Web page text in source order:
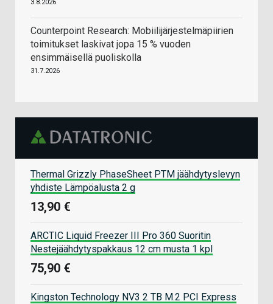
3.8.2026
Counterpoint Research: Mobiilijärjestelmäpiirien
toimitukset laskivat jopa 15 % vuoden
ensimmäisellä puoliskolla
31.7.2026
Thermal Grizzly PhaseSheet PTM jäähdytyslevyn
yhdiste Lämpöalusta 2 g
13,90 €
ARCTIC Liquid Freezer III Pro 360 Suoritin
Nestejäähdytyspakkaus 12 cm musta 1 kpl
75,90 €
Kingston Technology NV3 2 TB M.2 PCI Express